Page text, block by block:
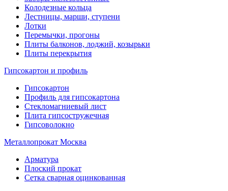
Колодезные кольца
Лестницы, марши, ступени
Лотки
Перемычки, прогоны
Плиты балконов, лоджий, козырьки
Плиты перекрытия
Гипсокартон и профиль
Гипсокартон
Профиль для гипсокартона
Стекломагниевый лист
Плита гипсостружечная
Гипсоволокно
Металлопрокат Москва
Арматура
Плоский прокат
Сетка сварная оцинкованная